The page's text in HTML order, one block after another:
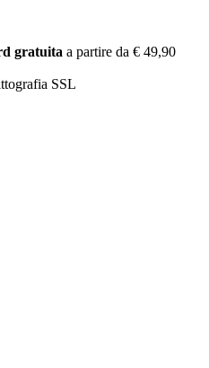
gratuita a partire da € 49,90
SSL